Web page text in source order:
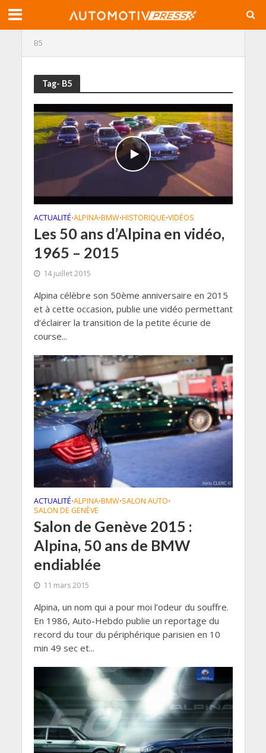
B5
Tag- B5
ACTUALITÉ•ALPINA•BMW•HISTORIQUE•VIDÉOS
Les 50 ans d’Alpina en vidéo,
1965 – 2015
14 juillet 2015
Alpina célèbre son 50ème anniversaire en 2015
et à cette occasion, publie une vidéo permettant
d’éclairer la transition de la petite écurie de
course...
ACTUALITÉ•ALPINA•BMW•SALON AUTO•
SALON DE GENÈVE
Salon de Genève 2015 :
Alpina, 50 ans de BMW
endiablée
11 mars 2015
Alpina, un nom qui a pour moi l’odeur du souffre.
En 1986, Auto-Hebdo publie un reportage du
record du tour du périphérique parisien en 10
min 49 sec et...